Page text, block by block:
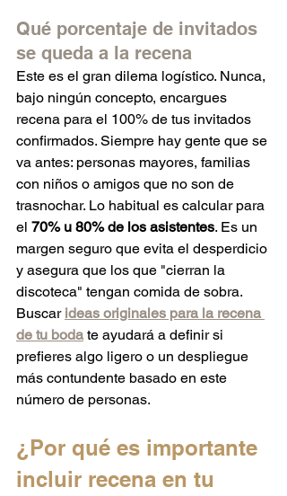
Qué porcentaje de invitados
se queda a la recena
Este es el gran dilema logístico. Nunca,
bajo ningún concepto, encargues
recena para el 100% de tus invitados
confirmados. Siempre hay gente que se
va antes: personas mayores, familias
con niños o amigos que no son de
trasnochar. Lo habitual es calcular para
el 70% u 80% de los asistentes. Es un
margen seguro que evita el desperdicio
y asegura que los que "cierran la
discoteca" tengan comida de sobra.
Buscar ideas originales para la recena
de tu boda te ayudará a definir si
prefieres algo ligero o un despliegue
más contundente basado en este
número de personas.
¿Por qué es importante
incluir recena en tu